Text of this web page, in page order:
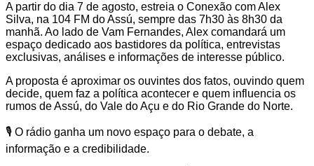
A partir do dia 7 de agosto, estreia o Conexão com Alex
Silva, na 104 FM do Assú, sempre das 7h30 às 8h30 da
manhã. Ao lado de Vam Fernandes, Alex comandará um
espaço dedicado aos bastidores da política, entrevistas
exclusivas, análises e informações de interesse público.
A proposta é aproximar os ouvintes dos fatos, ouvindo quem
decide, quem faz a política acontecer e quem influencia os
rumos de Assú, do Vale do Açu e do Rio Grande do Norte.
🎙️ O rádio ganha um novo espaço para o debate, a
informação e a credibilidade.